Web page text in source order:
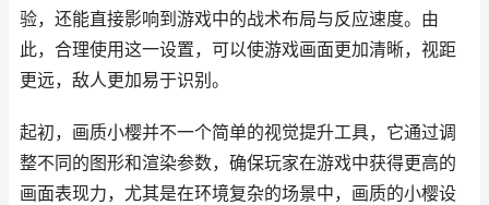
验，还能直接影响到游戏中的战术布局与反应速度。由
此，合理使用这一设置，可以使游戏画面更加清晰，视距
更远，敌人更加易于识别。
起初，画质小樱并不一个简单的视觉提升工具，它通过调
整不同的图形和渲染参数，确保玩家在游戏中获得更高的
画面表现力，尤其是在环境复杂的场景中，画质的小樱设